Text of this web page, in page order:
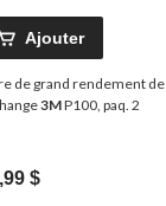
Ajouter
de grand rendement de
3MP100, paq. 2
$